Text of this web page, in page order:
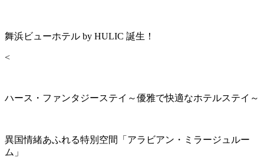
舞浜ビューホテル by HULIC 誕生！
<
ハース・ファンタジーステイ～優雅で快適なホテルステイ～
異国情緒あふれる特別空間「アラビアン・ミラージュルー
ム」